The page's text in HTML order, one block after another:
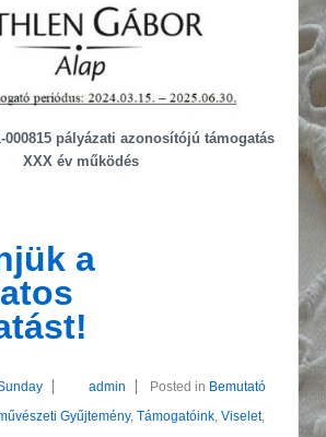
000815 pályázati azonosítójú támogatás
XXX év működés
a
admin Posted in Bemutató
Gyűjtemény, Támogatóink, Viselet,